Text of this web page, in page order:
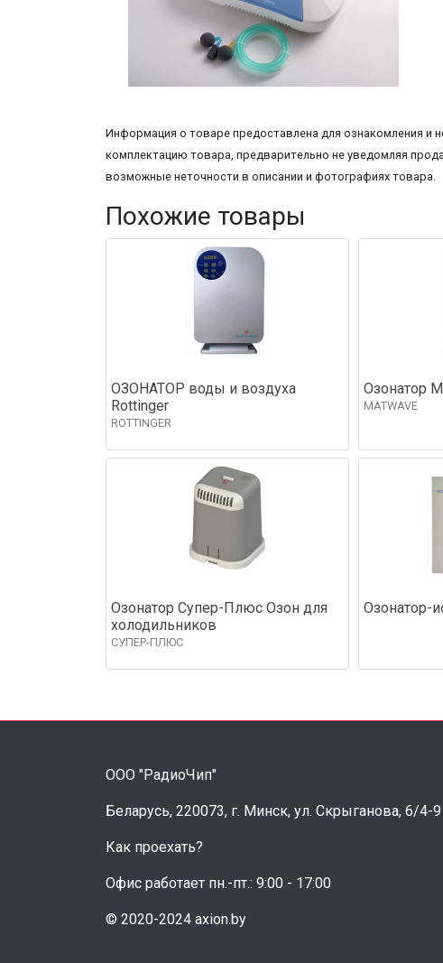
Информация о товаре предоставлена для ознакомления и
комплектацию товара, предварительно не уведомляя
возможные неточности в описании и фотографиях товара.
Похожие товары
ОЗОНАТОР воды и воздуха
Rottinger
ROTTINGER
Озонатор
MATWAVE
Озонатор Супер-Плюс Озон для
холодильников
СУПЕР-ПЛЮС
Озонатор-
ООО "РадиоЧип"
Беларусь, 220073, г. Минск, ул. Скрыганова, 6/4-9
Как проехать?
Офис работает пн.-пт.: 9:00 - 17:00
© 2020-2024 axion.by